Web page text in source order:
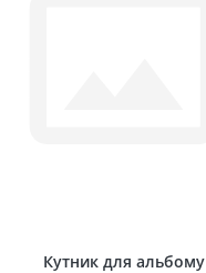
Кутник для альбому